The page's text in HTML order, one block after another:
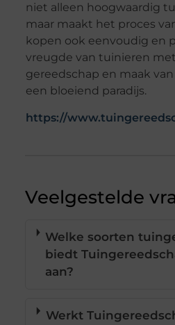
niet alleen hoogwaardig
maar maakt het proces
kopen ook eenvoudig en
vreugde van tuinieren
gereedschap en maak
een bloeiend paradijs.
https://
Veelgestelde
Welke soorten
biedt
aan?
Werkt